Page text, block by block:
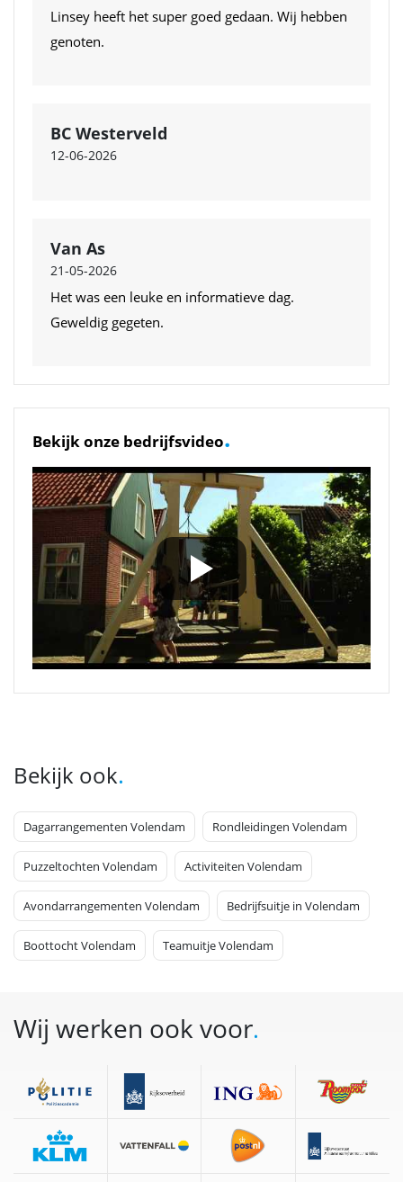
Linsey heeft het super goed gedaan. Wij hebben
genoten.
BC Westerveld
12-06-2026
Van As
21-05-2026
Het was een leuke en informatieve dag.
Geweldig gegeten.
Bekijk onze bedrijfsvideo.
Bekijk ook.
Dagarrangementen Volendam Rondleidingen Volendam
Puzzeltochten Volendam Activiteiten Volendam
Avondarrangementen Volendam Bedrijfsuitje in Volendam
Boottocht Volendam Teamuitje Volendam
Wij werken ook voor.